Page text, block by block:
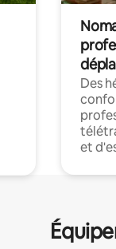
Des
et